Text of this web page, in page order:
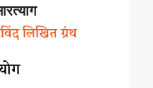
लिखित ग्रंथ